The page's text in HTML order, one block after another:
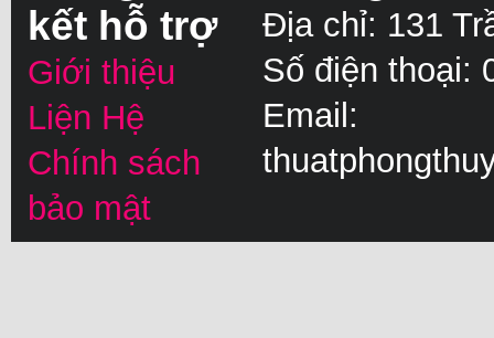
kết hỗ trợ
Giới thiệu
Liện Hệ
Chính sách
bảo mật
Địa chỉ: 131
Số điện thoại:
Email: